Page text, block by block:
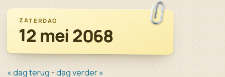
ZATERDAG
12 mei 2068
« dag terug -dag verder »